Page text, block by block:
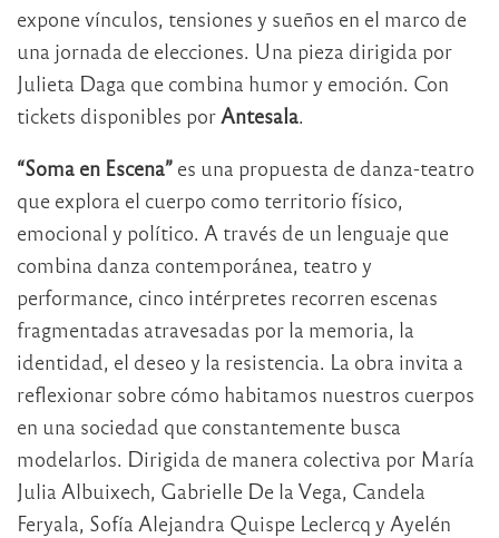
expone vínculos, tensiones y sueños en el marco de
una jornada de elecciones. Una pieza dirigida por
Julieta Daga que combina humor y emoción. Con
tickets disponibles por Antesala.
“Soma en Escena” es una propuesta de danza-teatro
que explora el cuerpo como territorio físico,
emocional y político. A través de un lenguaje que
combina danza contemporánea, teatro y
performance, cinco intérpretes recorren escenas
fragmentadas atravesadas por la memoria, la
identidad, el deseo y la resistencia. La obra invita a
reflexionar sobre cómo habitamos nuestros cuerpos
en una sociedad que constantemente busca
modelarlos. Dirigida de manera colectiva por María
Julia Albuixech, Gabrielle De la Vega, Candela
Feryala, Sofía Alejandra Quispe Leclercq y Ayelén